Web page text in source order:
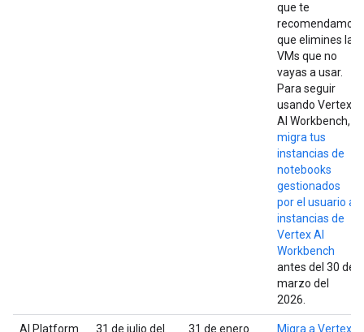
que te
recomendamos
que elimines las
VMs que no
vayas a usar.
Para seguir
usando Vertex
AI Workbench,
migra tus
instancias de
notebooks
gestionados
por el usuario a
instancias de
Vertex AI
Workbench
antes del 30 de
marzo del
2026.
AI Platform 31 de julio del 31 de enero Migra a Vertex